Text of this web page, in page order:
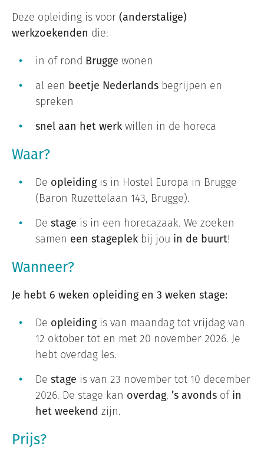
Deze opleiding is voor (anderstalige)
werkzoekenden die:
in of rond Brugge wonen
al een beetje Nederlands begrijpen en
spreken
snel aan het werk willen in de horeca
Waar?
De opleidingis in Hostel Europa in Brugge
(Baron Ruzettelaan 143, Brugge).
De stage is in een horecazaak. We zoeken
samen een stageplek bij jou in de buurt!
Wanneer?
Je hebt 6 weken opleiding en 3 weken stage:
De opleidingis van maandag tot vrijdag van
12 oktober tot en met 20 november 2026. Je
hebt overdag les.
De stage is van 23 november tot 10 december
2026. De stage kan overdag, ’s avonds of in
het weekend zijn.
Prijs?